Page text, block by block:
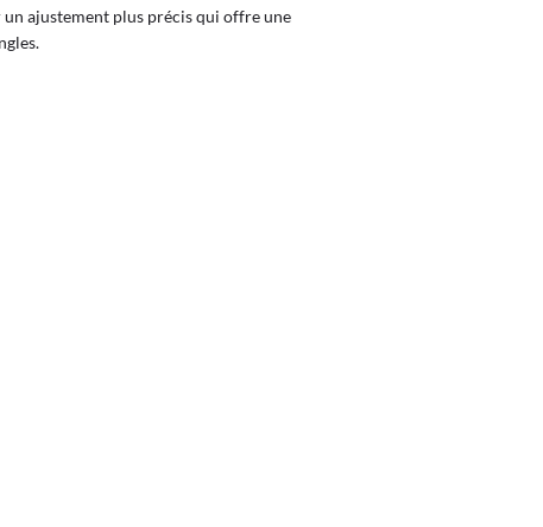
ajustement plus précis qui offre une